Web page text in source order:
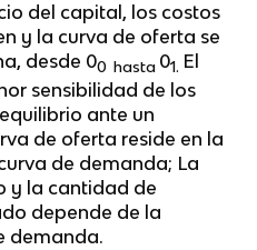
del capital, los costos
y la curva de oferta se
desde 00 hasta 01. El
sensibilidad de los
ante un
de oferta reside en la
de demanda; La
y la cantidad de
depende de la
demanda.